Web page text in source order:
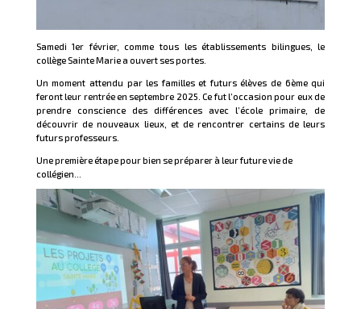
Samedi 1er février, comme tous les établissements bilingues, le
collège Sainte Marie a ouvert ses portes.
Un moment attendu par les familles et futurs élèves de 6ème qui
feront leur rentrée en septembre 2025. Ce fut l’occasion pour eux de
prendre conscience des différences avec l’école primaire, de
découvrir de nouveaux lieux, et de rencontrer certains de leurs
futurs professeurs.
Une première étape pour bien se préparer à leur future vie de
collégien…